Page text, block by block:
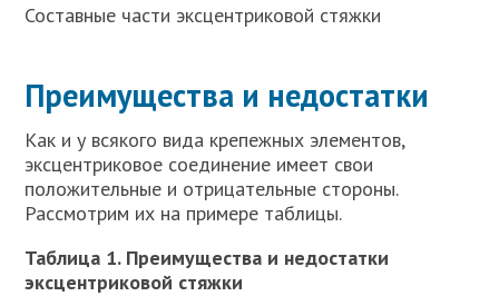
Составные части эксцентриковой стяжки
Преимущества и недостатки
Как и у всякого вида крепежных элементов,
эксцентриковое соединение имеет свои
положительные и отрицательные стороны.
Рассмотрим их на примере таблицы.
Таблица 1. Преимущества и недостатки
эксцентриковой стяжки